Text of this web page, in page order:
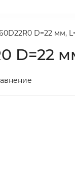
D=22 мм,
D=22